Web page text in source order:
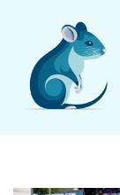
contenu